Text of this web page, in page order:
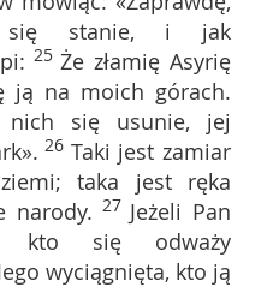
się stanie, i jak
25 Że złamię Asyrię
ją na moich górach.
nich się usunie, jej
26 Taki jest zamiar
taka jest ręka
narody. 27 Jeżeli Pan
kto się odważy
wyciągnięta, kto ją